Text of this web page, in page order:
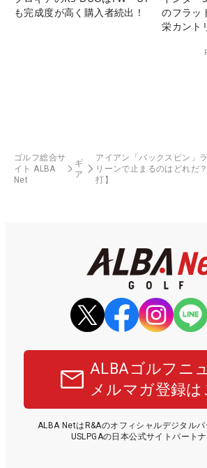
も完成度が高く購入者続出！
のフラッ
栄カント
ゴルフ総合サ
イト ALBA
Net
ギ
ア
アイアン「バックスピン」
リーンで止まるのはどれだ
打】
ALBAゴルフニ
メルマガ登録は
ALBA NetはR&Aのオフィシャルデジタル
USLPGAの日本公式サイトパートナ